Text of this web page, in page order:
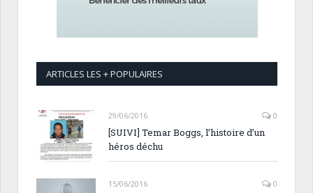
ARTICLES LES + POPULAIRES
29/06/2016 0
[SUIVI] Temar Boggs, l’histoire d’un
héros déchu
15/06/2016 0